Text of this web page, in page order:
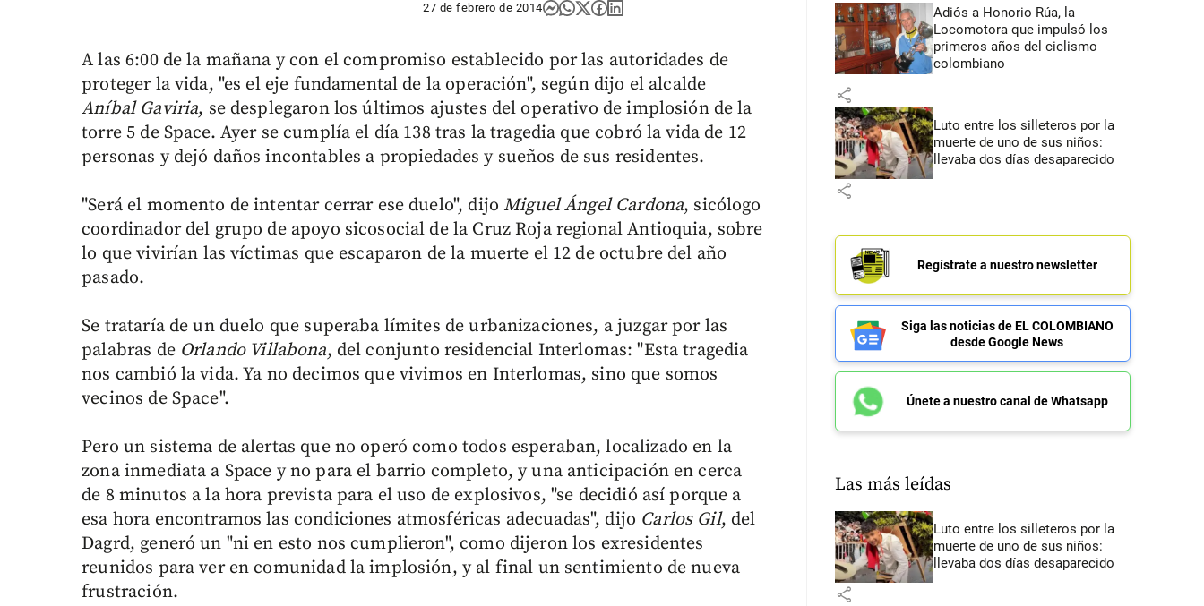
27 de febrero de 2014
A las 6:00 de la mañana y con el compromiso establecido por las autoridades de
proteger la vida, "es el eje fundamental de la operación", según dijo el alcalde
Aníbal Gaviria, se desplegaron los últimos ajustes del operativo de implosión de la
torre 5 de Space. Ayer se cumplía el día 138 tras la tragedia que cobró la vida de 12
personas y dejó daños incontables a propiedades y sueños de sus residentes.
"Será el momento de intentar cerrar ese duelo", dijo Miguel Ángel Cardona, sicólogo
coordinador del grupo de apoyo sicosocial de la Cruz Roja regional Antioquia, sobre
lo que vivirían las víctimas que escaparon de la muerte el 12 de octubre del año
pasado.
Se trataría de un duelo que superaba límites de urbanizaciones, a juzgar por las
palabras de Orlando Villabona, del conjunto residencial Interlomas: "Esta tragedia
nos cambió la vida. Ya no decimos que vivimos en Interlomas, sino que somos
vecinos de Space".
Pero un sistema de alertas que no operó como todos esperaban, localizado en la
zona inmediata a Space y no para el barrio completo, y una anticipación en cerca
de 8 minutos a la hora prevista para el uso de explosivos, "se decidió así porque a
esa hora encontramos las condiciones atmosféricas adecuadas", dijo Carlos Gil, del
Dagrd, generó un "ni en esto nos cumplieron", como dijeron los exresidentes
reunidos para ver en comunidad la implosión, y al final un sentimiento de nueva
frustración.
Adiós a Honorio Rúa, la
Locomotora que impulsó los
primeros años del ciclismo
colombiano
share
Luto entre los silleteros por la
muerte de uno de sus niños:
llevaba dos días desaparecido
share
Regístrate a nuestro newsletter
Siga las noticias de EL COLOMBIANO
desde Google News
Únete a nuestro canal de Whatsapp
Las más leídas
Luto entre los silleteros por la
muerte de uno de sus niños:
llevaba dos días desaparecido
share